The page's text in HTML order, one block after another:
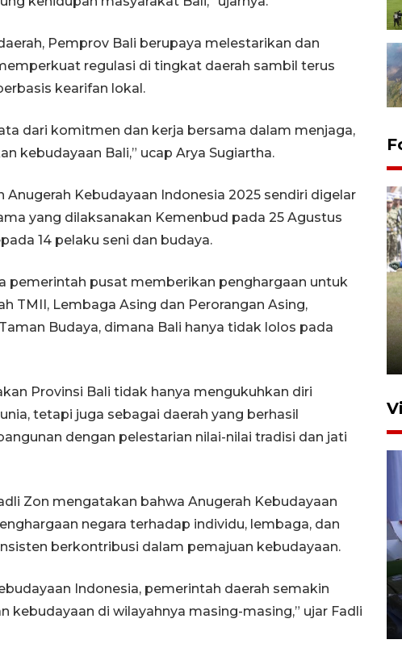
Pemprov Bali berupaya melestarikan dan
regulasi di tingkat daerah sambil terus
kearifan lokal.
dari komitmen dan kerja bersama dalam menjaga,
kebudayaan Bali,” ucap Arya Sugiartha.
Kebudayaan Indonesia 2025 sendiri digelar
yang dilaksanakan Kemenbud pada 25 Agustus
14 pelaku seni dan budaya.
pemerintah pusat memberikan penghargaan untuk
TMII, Lembaga Asing dan Perorangan Asing,
Budaya, dimana Bali hanya tidak lolos pada
Provinsi Bali tidak hanya mengukuhkan diri
tetapi juga sebagai daerah yang berhasil
dengan pelestarian nilai-nilai tradisi dan jati
Zon mengatakan bahwa Anugerah Kebudayaan
negara terhadap individu, lembaga, dan
berkontribusi dalam pemajuan kebudayaan.
Indonesia, pemerintah daerah semakin
kebudayaan di wilayahnya masing-masing,” ujar Fadli
Pemerintah tunda pungutan
pajak pedagang melalui
aplikasi belanja daring
Polisi tetapkan lima tersangka
Tabanan
27 Juli 2026 22:32